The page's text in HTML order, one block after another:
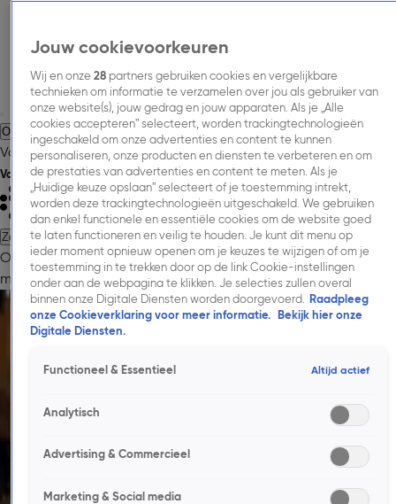
Over Talpa Media. Adverteren. Inspiratie. Nieuws. Inkoopinformatie.
Vacatures.Contact.
Volg Talpa Media
Zoeken
Over Talpa Media.Adverteren.Onze
merken.Cases.Onderzoeken.Nieuws. Inkoopinformatie.
Cases.
GewoonGers vergroot merkimpact met 'vtwonen weer verliefd op je huis'.
2 juni, 10:02
Randstad zette collega’s centraal met de ‘High 5-3-8 Foodtruck’ en vertaalde
22 mei, 09:57
Hoe Marquardt Küchen met Addressable TV lokaal bereik effectiever inzet rond zijn
showrooms.
Nescafé maakt ijskoffie onderdeel van Gen Z-cultuur.
Jouw cookievoorkeuren
Wij en onze 28partners gebruiken cookies en vergelijkbare
technieken om informatie te verzamelen over jou als gebruiker van
onze website(s), jouw gedrag en jouw apparaten. Als je „Alle
cookies accepteren” selecteert, worden trackingtechnologieën
ingeschakeld om onze advertenties en content te kunnen
personaliseren, onze producten en diensten te verbeteren en om
de prestaties van advertenties en content te meten. Als je
„Huidige keuze opslaan” selecteert of je toestemming intrekt,
worden deze trackingtechnologieën uitgeschakeld. We gebruiken
dan enkel functionele en essentiële cookies om de website goed
te laten functioneren en veilig te houden. Je kunt dit menu op
ieder moment opnieuw openen om je keuzes te wijzigen of om je
toestemming in te trekken door op de link Cookie-instellingen
onder aan de webpagina te klikken. Je selecties zullen overal
binnen onze Digitale Diensten worden doorgevoerd. Raadpleeg
onze Cookieverklaring voor meer informatie.
Bekijk hier onze
Digitale Diensten.
Functioneel & Essentieel Altijd actief
Analytisch
Advertising & Commercieel
Marketing & Social media